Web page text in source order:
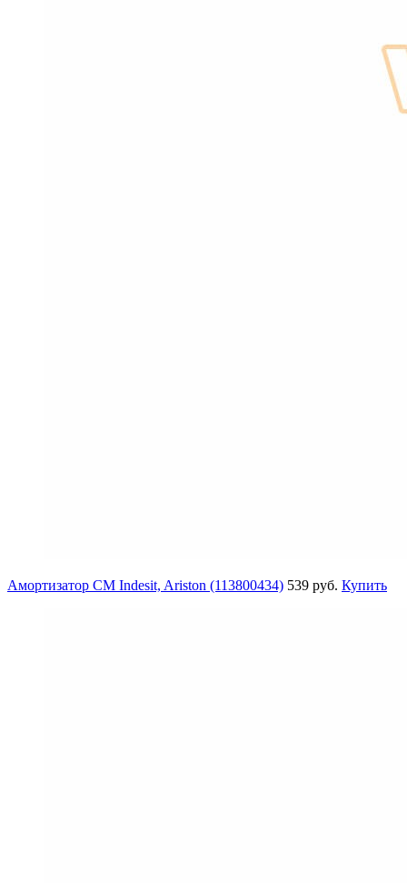
Амортизатор СМ Indesit, Ariston (113800434) 539 руб. Купить